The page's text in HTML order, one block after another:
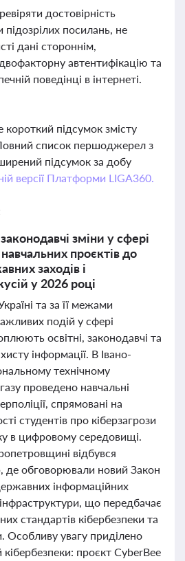
достовірність
підозрілих посилань, не
дані стороннім,
автентифікацію та
поведінці в інтернеті.
підсумок змісту
список першоджерел з
підсумок за добу
версії Платформи LIGA360.
зміни у сфері
проєктів до
заходів і
у 2026 році
та за її межами
подій у сфері
освітні, законодавчі та
інформації. В Івано-
технічному
проведено навчальні
спрямовані на
студентів про кіберзагрози
в цифровому середовищі.
відбувся
де обговорювали новий Закон
інформаційних
інфраструктури, що передбачає
стандартів кібербезпеки та
Особливу увагу приділено
кібербезпеки: проєкт CyberBee